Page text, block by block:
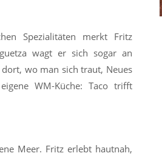
Spezialitäten merkt Fritz
wagt er sich sogar an
wo man sich traut, Neues
WM-Küche: Taco trifft
Meer. Fritz erlebt hautnah,